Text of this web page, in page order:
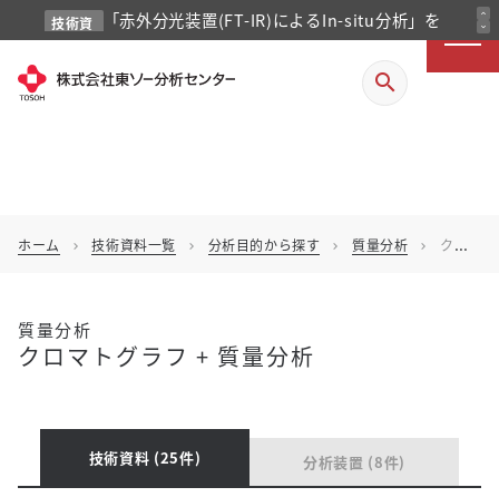
技術資
料
「赤外分光装置(FT-IR)によるIn-situ分析」を
掲載しました
expand_less
expand_more
search
ホーム chevron_right 技術資料一覧 chevron_right 分析目的から探す chevron_right 質量分析 chevron_right クロマトグラフ + 質量分析
質量分析
クロマトグラフ + 質量分析
技術資料 (25件) 分析装置 (8件)